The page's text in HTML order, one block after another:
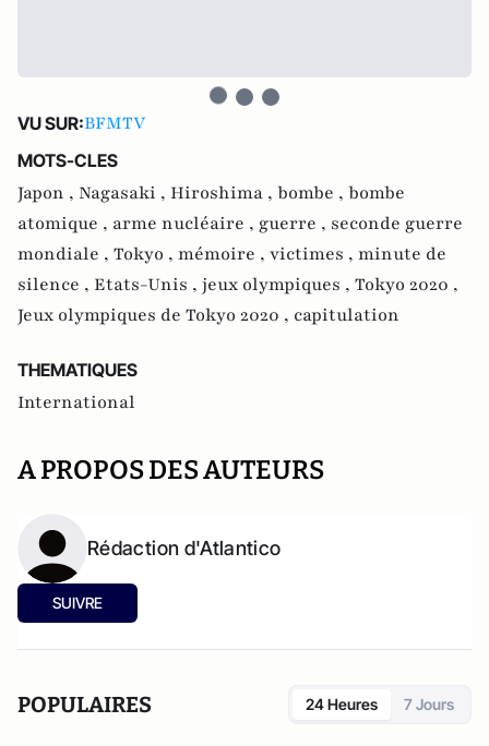
VU SUR:BFMTV
MOTS-CLES
Japon , Nagasaki , Hiroshima , bombe , bombe
atomique , arme nucléaire , guerre , seconde guerre
mondiale , Tokyo , mémoire , victimes , minute de
silence , Etats-Unis , jeux olympiques , Tokyo 2020 ,
Jeux olympiques de Tokyo 2020 , capitulation
THEMATIQUES
International
A PROPOS DES AUTEURS
Rédaction d'Atlantico
SUIVRE
POPULAIRES 24 Heures 7 Jours